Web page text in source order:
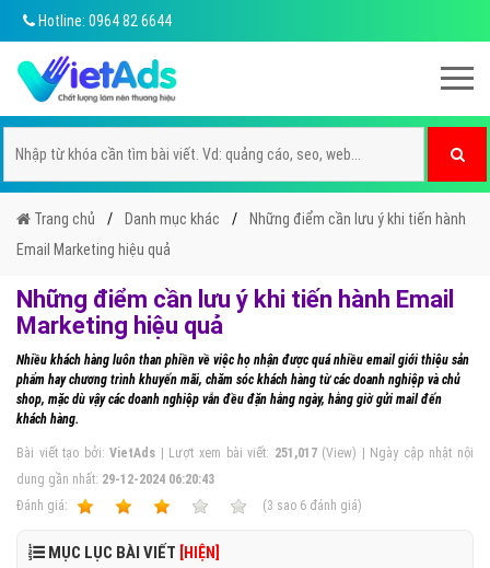
Hotline: 0964 82 6644
Trang chủ Danh mục khác
Những điểm cần lưu ý khi tiến hành
Email Marketing hiệu quả
Những điểm cần lưu ý khi tiến hành Email
Marketing hiệu quả
Nhiều khách hàng luôn than phiền về việc họ nhận được quá nhiều email giới thiệu sản
phẩm hay chương trình khuyến mãi, chăm sóc khách hàng từ các doanh nghiệp và chủ
shop, mặc dù vậy các doanh nghiệp vẫn đều đặn hằng ngày, hằng giờ gửi mail đến
khách hàng.
Bài viết tạo bởi:VietAds | Lượt xem bài viết: 251,017(View) | Ngày cập nhật nội
dung gần nhất: 29-12-2024 06:20:43
Ðánh giá:
(3 sao 6 đánh giá)
MỤC LỤC BÀI VIẾT [HIỆN]